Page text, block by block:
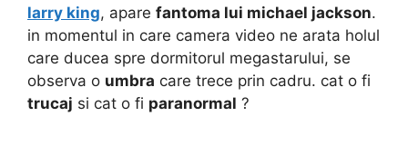
larry king, apare fantoma lui michael jackson.
in momentul in care camera video ne arata holul
care ducea spre dormitorul megastarului, se
observa o umbra care trece prin cadru. cat o fi
trucaj si cat o fi paranormal ?